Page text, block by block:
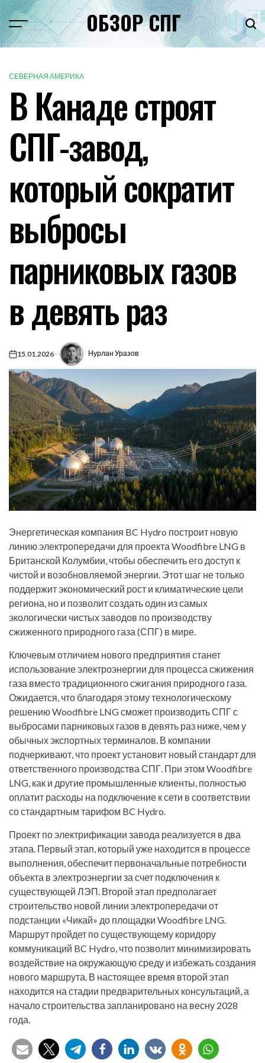
Перейти
к
содержимому
Меню ОБЗОР СПГ
ОПУБЛИКОВАНО
В
СЕВЕРНАЯ АМЕРИКА
В Канаде строят
СПГ-завод,
который сократит
выбросы
парниковых газов
в девять раз
on15.01.2026 Нурлан Уразов
Энергетическая компания BC Hydro построит новую
линию электропередачи для проекта Woodfibre LNG в
Британской Колумбии, чтобы обеспечить его доступ к
чистой и возобновляемой энергии. Этот шаг не только
поддержит экономический рост и климатические цели
региона, но и позволит создать один из самых
экологически чистых заводов по производству
сжиженного природного газа (СПГ) в мире.
Ключевым отличием нового предприятия станет
использование электроэнергии для процесса сжижения
газа вместо традиционного сжигания природного газа.
Ожидается, что благодаря этому технологическому
решению Woodfibre LNG сможет производить СПГ с
выбросами парниковых газов в девять раз ниже, чем у
обычных экспортных терминалов. В компании
подчеркивают, что проект установит новый стандарт для
ответственного производства СПГ. При этом Woodfibre
LNG, как и другие промышленные клиенты, полностью
оплатит расходы на подключение к сети в соответствии
со стандартным тарифом BC Hydro.
Проект по электрификации завода реализуется в два
этапа. Первый этап, который уже находится в процессе
выполнения, обеспечит первоначальные потребности
объекта в электроэнергии за счет подключения к
существующей ЛЭП. Второй этап предполагает
строительство новой линии электропередачи от
подстанции «Чикай» до площадки Woodfibre LNG.
Маршрут пройдет по существующему коридору
коммуникаций BC Hydro, что позволит минимизировать
воздействие на окружающую среду и избежать создания
нового маршрута. В настоящее время второй этап
находится на стадии предварительных консультаций, а
начало строительства запланировано на весну 2028
года.